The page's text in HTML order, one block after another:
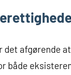
afgørende
både